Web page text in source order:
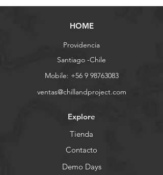
HOME
Providencia
Santiago -Chile
Mobile: +56 9 98763083
ventas@chillandproject.com
Explore
Tienda
Contacto
Demo Days